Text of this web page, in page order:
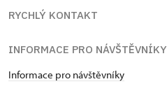
RYCHLÝ KONTAKT
INFORMACE PRO NÁVŠTĚVNÍKY
Informace pro návštěvníky